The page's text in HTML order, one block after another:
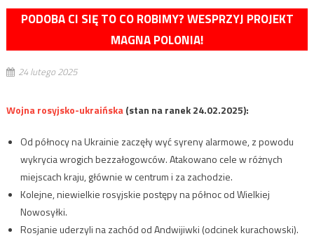
PODOBA CI SIĘ TO CO ROBIMY? WESPRZYJ PROJEKT
MAGNA POLONIA!
24 lutego 2025
Wojna rosyjsko-ukraińska(stan na ranek 24.02.2025):
Od północy na Ukrainie zaczęły wyć syreny alarmowe, z powodu
wykrycia wrogich bezzałogowców. Atakowano cele w różnych
miejscach kraju, głównie w centrum i za zachodzie.
Kolejne, niewielkie rosyjskie postępy na północ od Wielkiej
Nowosyłki.
Rosjanie uderzyli na zachód od Andwijiwki (odcinek kurachowski).